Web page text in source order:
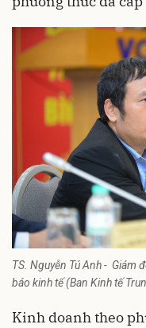
TS. Nguyễn Tú Anh - Giám
báo kinh tế (Ban Kinh tế
Kinh doanh theo